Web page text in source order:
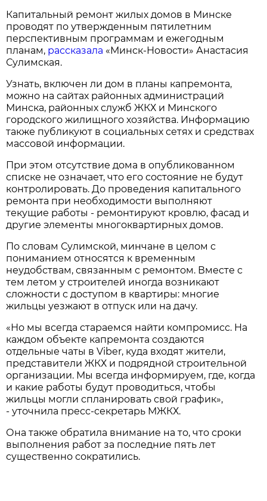
Капитальный ремонт жилых домов в Минске
проводят по утвержденным пятилетним
перспективным программам и ежегодным
планам, рассказала «Минск-Новости» Анастасия
Сулимская.
Узнать, включен ли дом в планы капремонта,
можно на сайтах районных администраций
Минска, районных служб ЖКХ и Минского
городского жилищного хозяйства. Информацию
также публикуют в социальных сетях и средствах
массовой информации.
При этом отсутствие дома в опубликованном
списке не означает, что его состояние не будут
контролировать. До проведения капитального
ремонта при необходимости выполняют
текущие работы - ремонтируют кровлю, фасад и
другие элементы многоквартирных домов.
По словам Сулимской, минчане в целом с
пониманием относятся к временным
неудобствам, связанным с ремонтом. Вместе с
тем летом у строителей иногда возникают
сложности с доступом в квартиры: многие
жильцы уезжают в отпуск или на дачу.
«Но мы всегда стараемся найти компромисс. На
каждом объекте капремонта создаются
отдельные чаты в Viber, куда входят жители,
представители ЖКХ и подрядной строительной
организации. Мы всегда информируем, где, когда
и какие работы будут проводиться, чтобы
жильцы могли спланировать свой график»,
- уточнила пресс-секретарь МЖКХ.
Она также обратила внимание на то, что сроки
выполнения работ за последние пять лет
существенно сократились.